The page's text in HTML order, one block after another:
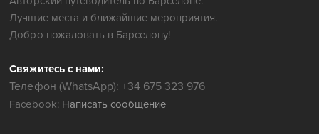
Лучшие места и ближайшие мероприятия.
Добро пожаловать в Барселону!
Свяжитесь с нами:
Телефон (WhatsApp): +34 675 323 976
Facebook: Написать сообщение